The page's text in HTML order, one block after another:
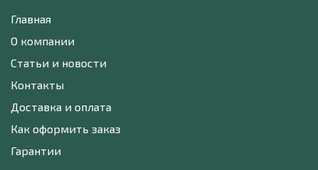
Главная
О компании
Статьи и новости
Контакты
Доставка и оплата
Как оформить заказ
Гарантии